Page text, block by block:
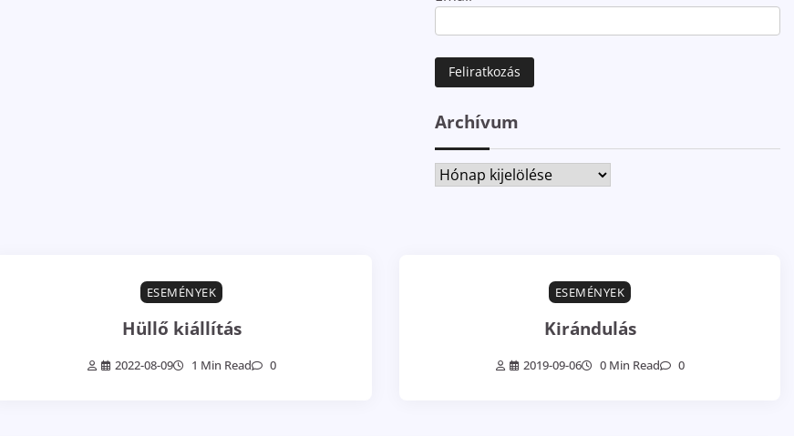
Archívum
Archívum
ESEMÉNYEK
Hüllő kiállítás
2022-08-09 1 Min Read 0
ESEMÉNYEK
Kirándulás
2019-09-06 0 Min Read 0